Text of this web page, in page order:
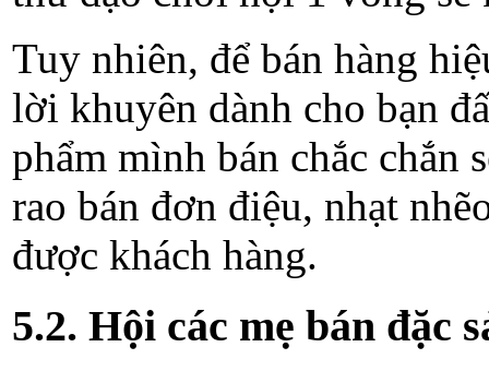
Tuy nhiên, để bán hàng
lời khuyên dành cho bạn
phẩm mình bán chắc chắn
rao bán đơn điệu, nhạt
được khách hàng.
5.2. Hội các mẹ bán đặc